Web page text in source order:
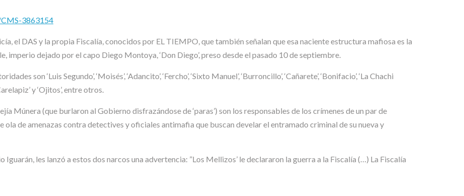
3863154
el DAS y la propia Fiscalía, conocidos por EL TIEMPO, que también señalan que esa naciente estructura mafiosa es la
imperio dejado por el capo Diego Montoya, ‘Don Diego’, preso desde el pasado 10 de septiembre.
son ‘Luis Segundo’, ‘Moisés’, ‘Adancito’, ‘Fercho’, ‘Sixto Manuel’, ‘Burroncillo’, ‘Cañarete’, ‘Bonifacio’, ‘La Chachi
y ‘Ojitos’, entre otros.
Múnera (que burlaron al Gobierno disfrazándose de ‘paras’) son los responsables de los crímenes de un par de
de amenazas contra detectives y oficiales antimafia que buscan develar el entramado criminal de su nueva y
Iguarán, les lanzó a estos dos narcos una advertencia: ”Los Mellizos’ le declararon la guerra a la Fiscalía (…) La Fiscalía